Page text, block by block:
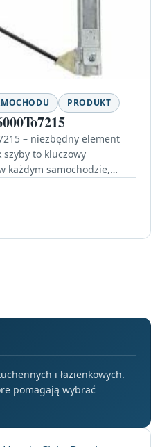
PRODUKT
– niezbędny element
to kluczowy
każdym samochodzie,
i łazienkowych.
pomagają wybrać